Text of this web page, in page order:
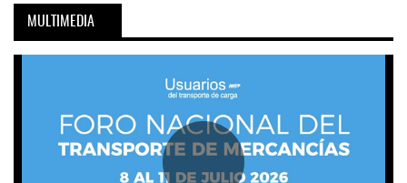
MULTIMEDIA